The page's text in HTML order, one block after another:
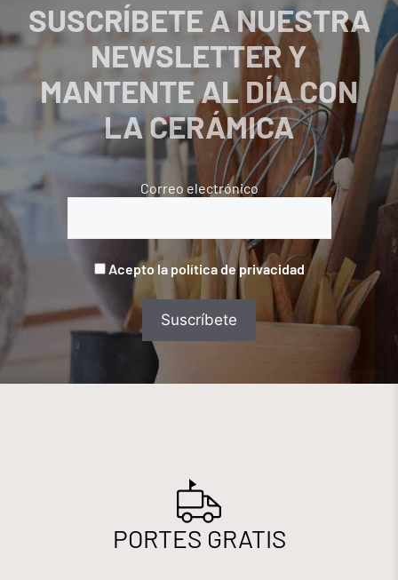
SUSCRÍBETE A NUESTRA
NEWSLETTER Y
MANTENTE AL DÍA CON
LA CERÁMICA
Correo electrónico
Acepto la política de privacidad
PORTES GRATIS